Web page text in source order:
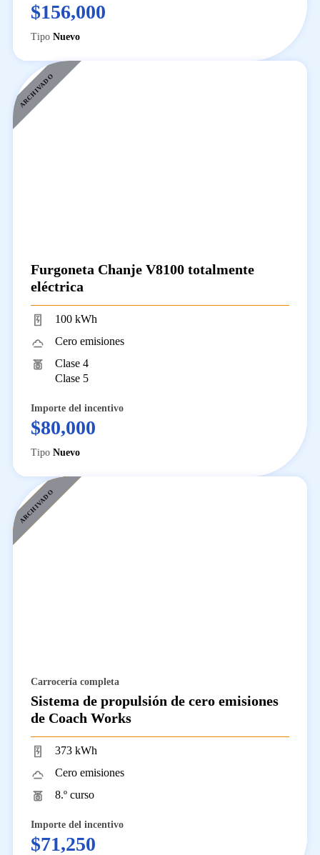
$156,000
Tipo Nuevo
ARCHIVADO
Furgoneta Chanje V8100 totalmente
eléctrica
100 kWh
Cero emisiones
Clase 4
Clase 5
Importe del incentivo
$80,000
Tipo Nuevo
REACONDICIONAMIENTO
ARCHIVADO
Carrocería completa
Sistema de propulsión de cero emisiones
de Coach Works
373 kWh
Cero emisiones
8.º curso
Importe del incentivo
$71,250